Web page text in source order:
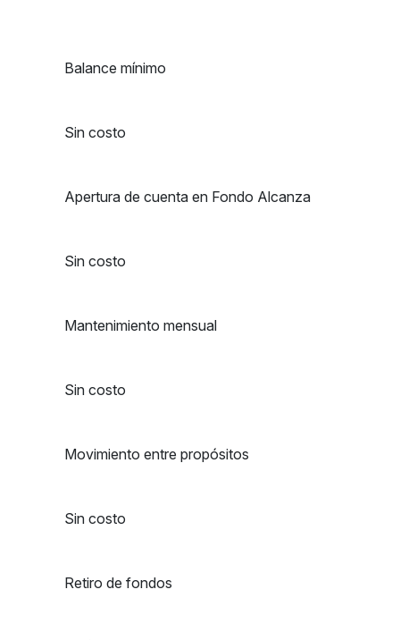
Balance mínimo
Sin costo
Apertura de cuenta en Fondo Alcanza
Sin costo
Mantenimiento mensual
Sin costo
Movimiento entre propósitos
Sin costo
Retiro de fondos